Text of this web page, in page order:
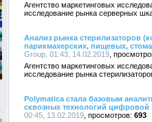
Агентство маркетинговых
исследование рынка серверных
Анализ рынка стерилизаторов
парикмахерских, пищевых,
Group, 01:43, 14.02.2019
Агентство маркетинговых
исследование рынка
Polymatica стала базовым
сквозных технологий цифровой
00:45, 13.02.2019
693